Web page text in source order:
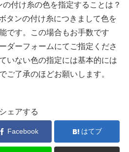
付け糸の色を指定することは？
タンの付け糸につきまして色を
です。この場合もお手数です
ダーフォームにてご指定くださ
いない色の指定には基本的には
ご了承のほどお願いします。
シェアする
Facebook はてブ